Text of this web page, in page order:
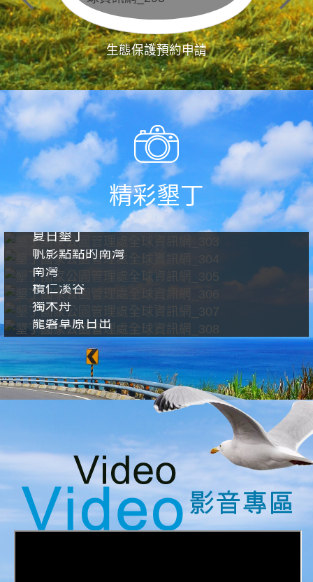
生態保護預約申請
精彩墾丁
夏日墾丁
帆影點點的南灣
南灣
欖仁溪谷
獨木舟
龍磐草原日出